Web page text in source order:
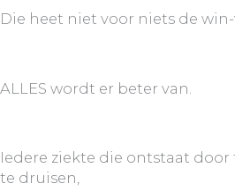
Die heet niet voor niets de
ALLES wordt er beter van.
Iedere ziekte die ontstaat
te druisen,